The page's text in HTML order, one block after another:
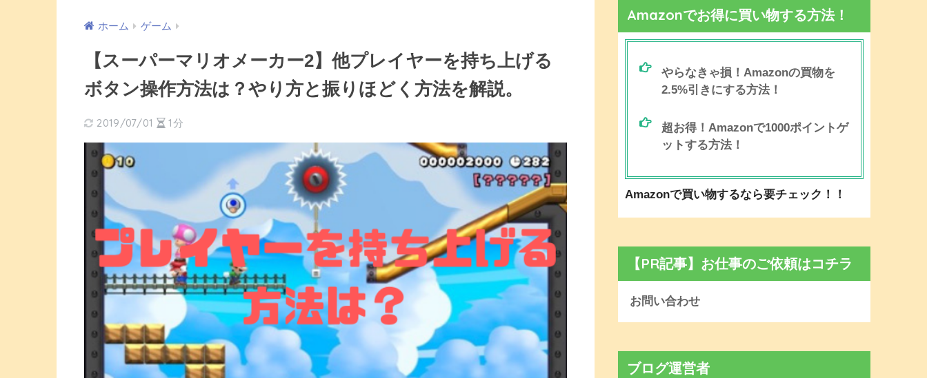
ホーム ゲーム
【スーパーマリオメーカー2】他プレイヤーを持ち上げる
ボタン操作方法は？やり方と振りほどく方法を解説。
2019/07/01 1分
Amazonでお得に買い物する方法！
やらなきゃ損！Amazonの買物を
2.5%引きにする方法！
超お得！Amazonで1000ポイントゲ
ットする方法！
Amazonで買い物するなら要チェック！！
【PR記事】お仕事のご依頼はコチラ
お問い合わせ
ブログ運営者